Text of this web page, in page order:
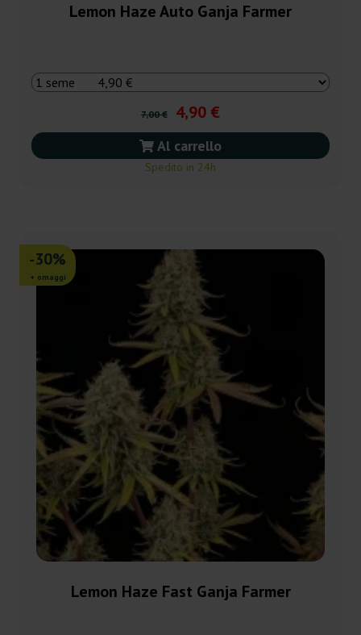
Lemon Haze Auto Ganja Farmer
7,00 € 4,90 €
Al carrello
Spedito in 24h
-30%
+ omaggi
Lemon Haze Fast Ganja Farmer